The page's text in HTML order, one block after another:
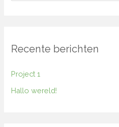
n
r
Recente berichten
Project 1
Hallo wereld!